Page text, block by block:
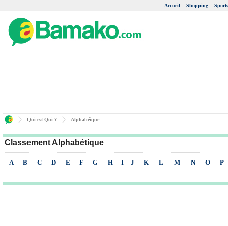
Accueil Shopping Sports
Qui est Qui ? Alphabéique
Classement Alphabétique
A B C D E F G H I J K L M N O P